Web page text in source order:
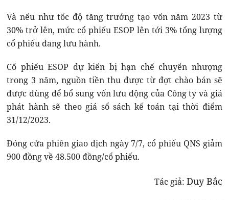
Và nếu như tốc độ tăng trưởng tạo vốn năm 2023 từ
30% trở lên, mức cổ phiếu ESOP lên tới 3% tổng lượng
cổ phiếu đang lưu hành.
Cổ phiếu ESOP dự kiến bị hạn chế chuyển nhượng
trong 3 năm, nguồn tiền thu được từ đợt chào bán sẽ
được dùng để bổ sung vốn lưu động của Công ty và giá
phát hành sẽ theo giá sổ sách kế toán tại thời điểm
31/12/2023.
Đóng cửa phiên giao dịch ngày 7/7, cổ phiếu QNS giảm
900 đồng về 48.500 đồng/cổ phiếu.
Tác giả: Duy Bắc